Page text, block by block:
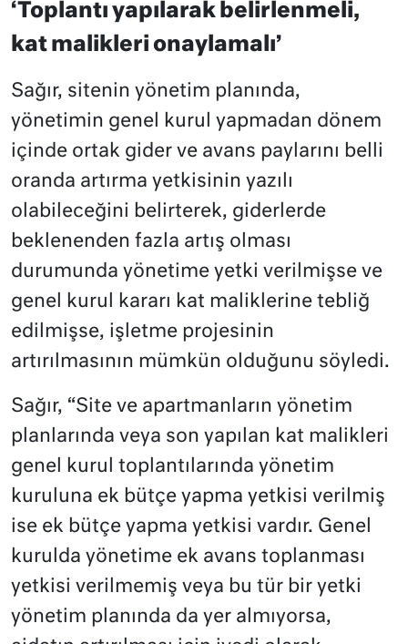
‘Toplantı yapılarak belirlenmeli,
kat malikleri onaylamalı’
Sağır, sitenin yönetim planında,
yönetimin genel kurul yapmadan dönem
içinde ortak gider ve avans paylarını belli
oranda artırma yetkisinin yazılı
olabileceğini belirterek, giderlerde
beklenenden fazla artış olması
durumunda yönetime yetki verilmişse ve
genel kurul kararı kat maliklerine tebliğ
edilmişse, işletme projesinin
artırılmasının mümkün olduğunu söyledi.
Sağır, “Site ve apartmanların yönetim
planlarında veya son yapılan kat malikleri
genel kurul toplantılarında yönetim
kuruluna ek bütçe yapma yetkisi verilmiş
ise ek bütçe yapma yetkisi vardır. Genel
kurulda yönetime ek avans toplanması
yetkisi verilmemiş veya bu tür bir yetki
yönetim planında da yer almıyorsa,